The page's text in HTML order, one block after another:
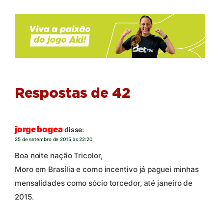
Respostas de 42
jorge bogeadisse:
25 de setembro de 2015 às 22:20
Boa noite nação Tricolor,
Moro em Brasília e como incentivo já paguei minhas
mensalidades como sócio torcedor, até janeiro de
2015.